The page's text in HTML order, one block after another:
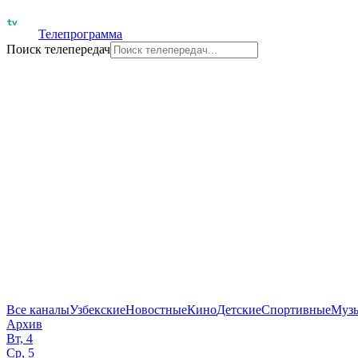
Телепрограмма
Поиск телепередач
Все каналыУзбекскиеНовостныеКиноДетскиеСпортивные
Архив
Вт, 4
Ср, 5